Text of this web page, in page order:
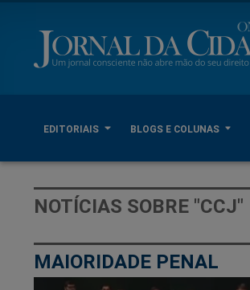
EDITORIAIS BLOGS E COLUNAS
NOTÍCIAS SOBRE "CCJ"
MAIORIDADE PENAL